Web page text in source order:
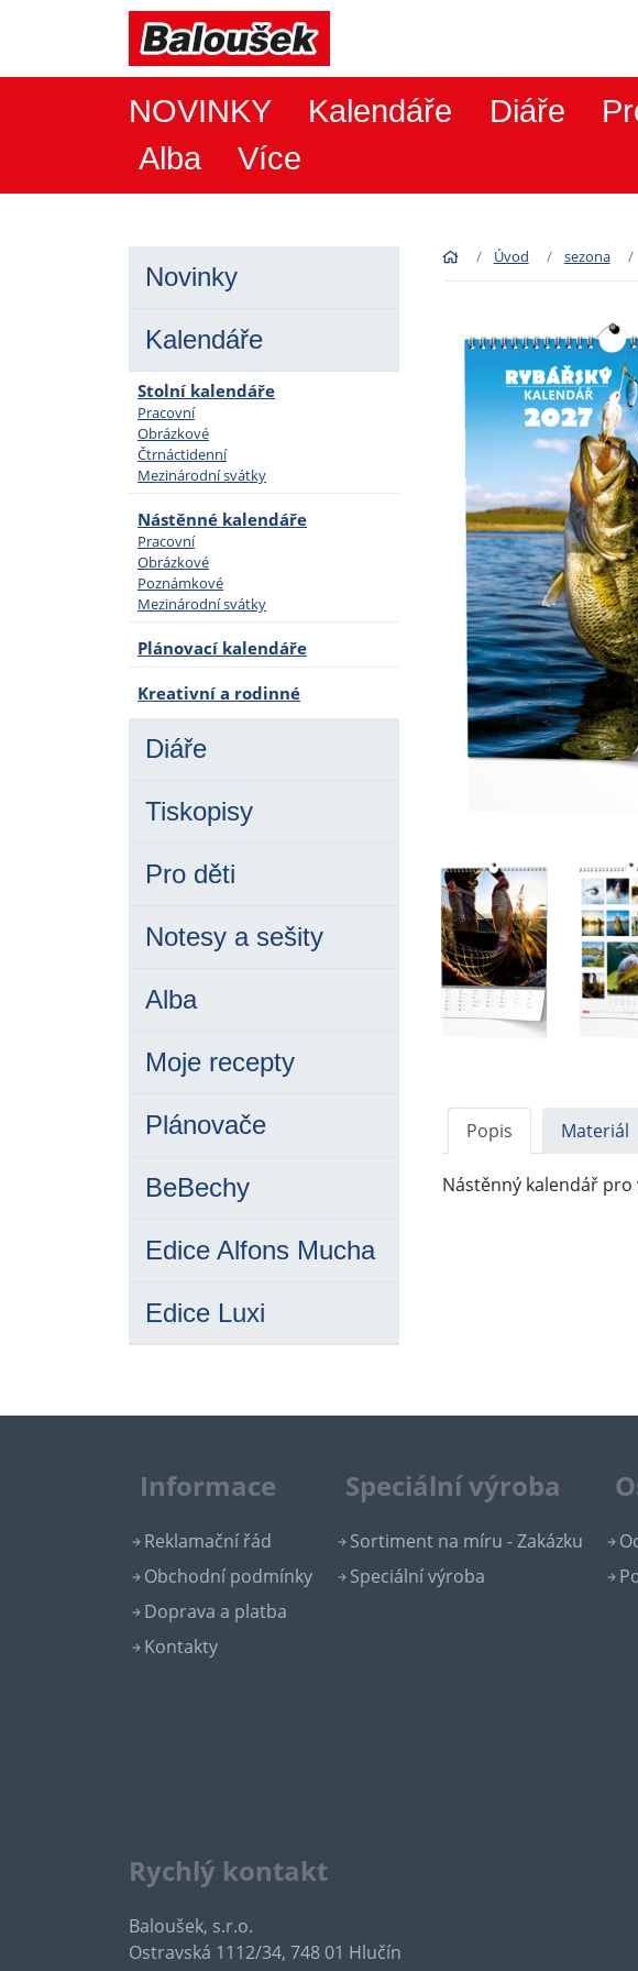
NOVINKY Kalendáře Diáře
Alba
Více
Novinky
Kalendáře
Stolní kalendáře
Pracovní
Obrázkové
Čtrnáctidenní
Mezinárodní svátky
Nástěnné kalendáře
Pracovní
Obrázkové
Poznámkové
Mezinárodní svátky
Plánovací kalendáře
Kreativní a rodinné
Diáře
Tiskopisy
Pro děti
Notesy a sešity
Alba
Moje recepty
Plánovače
BeBechy
Edice Alfons Mucha
Edice Luxi
Úvod sezona
Popis Materiál
Nástěnný kalendář pro
Informace
Reklamační řád
Obchodní podmínky
Doprava a platba
Kontakty
Speciální výroba
Sortiment na míru - Zakázku
Speciální výroba
Rychlý kontakt
Baloušek, s.r.o.
Ostravská 1112/34, 748 01 Hlučín